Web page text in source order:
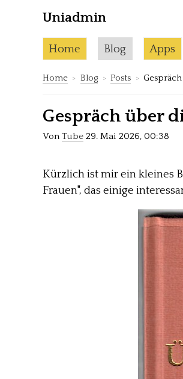
Uniadmin
Skip to content
Home Current page:
Blog Apps
Home Blog Posts
Gespräch über
VonTube 29. Mai 2026, 00:38
Kürzlich ist mir ein kleines
Frauen", das einige